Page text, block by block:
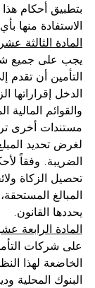
بتطبيق أحكام هذا
الاستفادة منها
المادة الثالثة
يجب على جميع
التأمين أن تقدم
الدخل إقراراتها
والقوائم المالية
مستندات أخرى
لغرض تحديد
الضريبة. وفقاً
تحصيل الزكاة
المبالغ
يحددها القانون.
المادة الرابعة
على شركات
الخاضعة لهذا
البنوك المحلية